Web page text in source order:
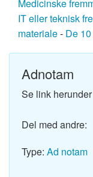
Medicinske
IT eller teknisk
materiale- De
Adnotam
Se link herunder
Del med andre:
Type: Ad notam